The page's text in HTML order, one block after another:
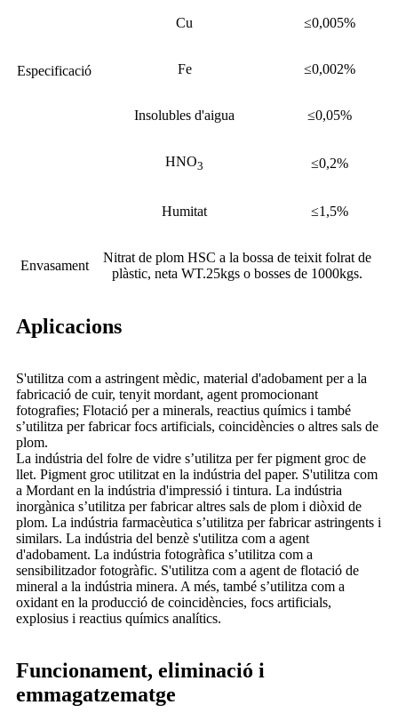
Especificació
Cu ≤0,005%
Fe ≤0,002%
Insolubles d'aigua ≤0,05%
HNO3 ≤0,2%
Humitat ≤1,5%
Envasament
Nitrat de plom HSC a la bossa de teixit folrat de
plàstic, neta WT.25kgs o bosses de 1000kgs.
Aplicacions
S'utilitza com a astringent mèdic, material d'adobament per a la
fabricació de cuir, tenyit mordant, agent promocionant
fotografies; Flotació per a minerals, reactius químics i també
s’utilitza per fabricar focs artificials, coincidències o altres sals de
plom.
La indústria del folre de vidre s’utilitza per fer pigment groc de
llet. Pigment groc utilitzat en la indústria del paper. S'utilitza com
a Mordant en la indústria d'impressió i tintura. La indústria
inorgànica s’utilitza per fabricar altres sals de plom i diòxid de
plom. La indústria farmacèutica s’utilitza per fabricar astringents i
similars. La indústria del benzè s'utilitza com a agent
d'adobament. La indústria fotogràfica s’utilitza com a
sensibilitzador fotogràfic. S'utilitza com a agent de flotació de
mineral a la indústria minera. A més, també s’utilitza com a
oxidant en la producció de coincidències, focs artificials,
explosius i reactius químics analítics.
Funcionament, eliminació i
emmagatzematge